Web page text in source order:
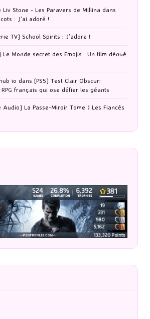
Liv Stone - Les Paravers de Millina dans
: J’ai adoré !
TV] School Spirits : J’adore !
Le Monde secret des Emojis : Un film dénué
io dans [PS5] Test Clair Obscur:
français qui ose défier les géants
Audio] La Passe-Miroir Tome 1 Les Fiancés